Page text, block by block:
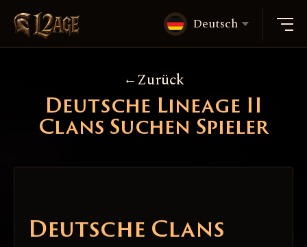
Deutsch
Zurück
Deutsche Lineage II
Clans Suchen Spieler
Deutsche Clans